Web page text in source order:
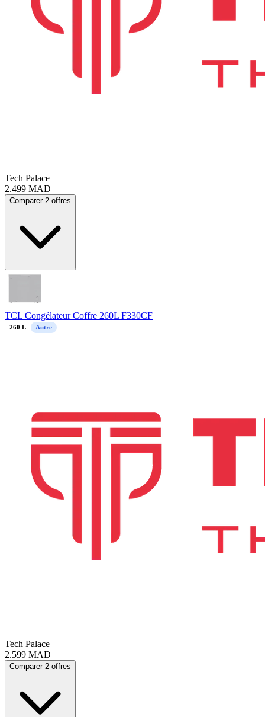
Tech Palace
2.499 MAD
Comparer 2 offres
TCL Congélateur Coffre 260L F330CF
260 L Autre
Tech Palace
2.599 MAD
Comparer 2 offres